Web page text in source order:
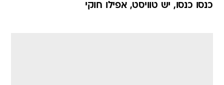
כנסו כנסו, יש טוויסט, אפילו חוקי